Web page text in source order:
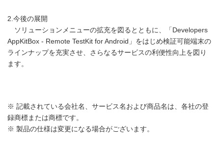
2.今後の展開
ソリューションメニューの拡充を図るとともに、「Developers
AppKitBox - Remote TestKit for Android」をはじめ検証可能端末の
ラインナップを充実させ、さらなるサービスの利便性向上を図り
ます。
※ 記載されている会社名、サービス名および商品名は、各社の登
録商標または商標です。
※ 製品の仕様は変更になる場合がございます。